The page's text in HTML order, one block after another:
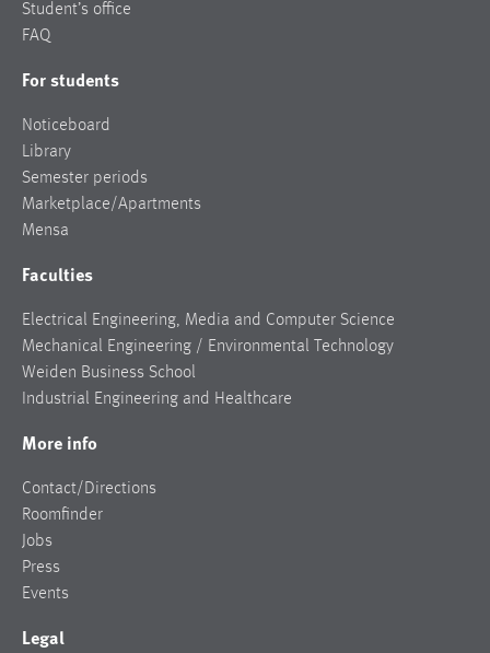
Student’s office
FAQ
For students
Noticeboard
Library
Semester periods
Marketplace/Apartments
Mensa
Faculties
Electrical Engineering, Media and Computer Science
Mechanical Engineering / Environmental Technology
Weiden Business School
Industrial Engineering and Healthcare
More info
Contact/Directions
Roomfinder
Jobs
Press
Events
Legal